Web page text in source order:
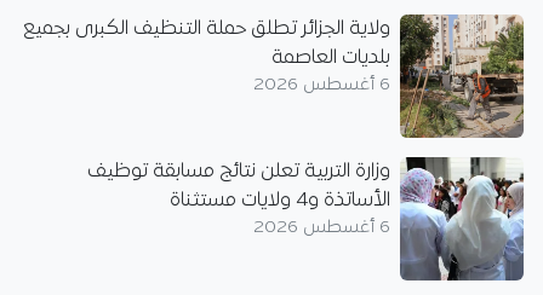
ولاية الجزائر تطلق حملة التنظيف الكبرى بجميع
بلديات العاصمة
6 أغسطس 2026
وزارة التربية تعلن نتائج مسابقة توظيف
الأساتذة و4 ولايات مستثناة
6 أغسطس 2026